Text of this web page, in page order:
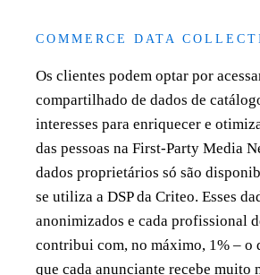
COMMERCE DATA
Os clientes podem optar por
compartilhado de dados de
interesses para enriquecer e
das pessoas na First-Party Media
dados proprietários só são
se utiliza a DSP da Criteo. Esses
anonimizados e cada profissional
contribui com, no máximo, 1% – o
que cada anunciante recebe muito